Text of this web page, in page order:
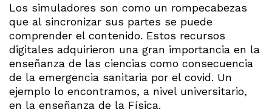
Los simuladores son como un rompecabezas
que al sincronizar sus partes se puede
comprender el contenido. Estos recursos
digitales adquirieron una gran importancia en la
enseñanza de las ciencias como consecuencia
de la emergencia sanitaria por el covid. Un
ejemplo lo encontramos, a nivel universitario,
en la enseñanza de la Física.